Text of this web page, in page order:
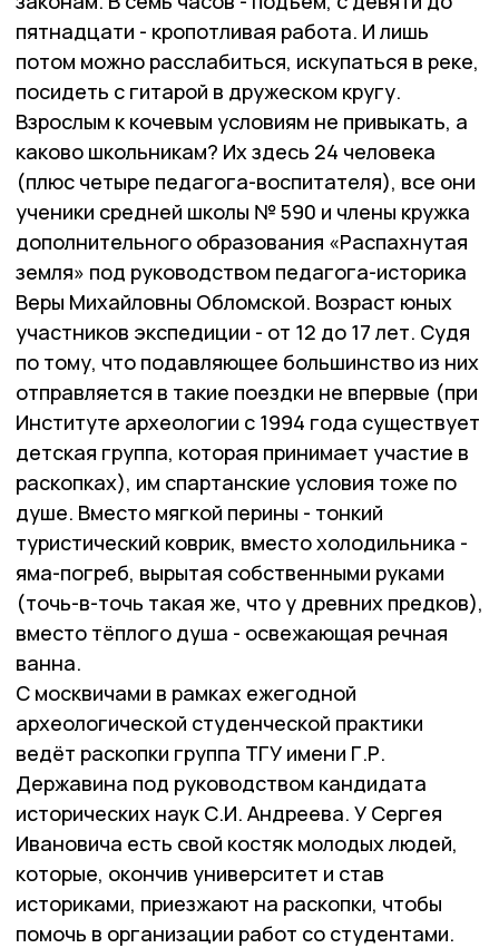
пятнадцати - кропотливая работа. И лишь
потом можно расслабиться, искупаться в реке,
посидеть с гитарой в дружеском кругу.
Взрослым к кочевым условиям не привыкать, а
каково школьникам? Их здесь 24 человека
(плюс четыре педагога-воспитателя), все они
ученики средней школы № 590 и члены кружка
дополнительного образования «Распахнутая
земля» под руководством педагога-историка
Веры Михайловны Обломской. Возраст юных
участников экспедиции - от 12 до 17 лет. Судя
по тому, что подавляющее большинство из них
отправляется в такие поездки не впервые (при
Институте археологии с 1994 года существует
детская группа, которая принимает участие в
раскопках), им спартанские условия тоже по
душе. Вместо мягкой перины - тонкий
туристический коврик, вместо холодильника -
яма-погреб, вырытая собственными руками
(точь-в-точь такая же, что у древних предков),
вместо тёплого душа - освежающая речная
ванна.
С москвичами в рамках ежегодной
археологической студенческой практики
ведёт раскопки группа ТГУ имени Г.Р.
Державина под руководством кандидата
исторических наук С.И. Андреева. У Сергея
Ивановича есть свой костяк молодых людей,
которые, окончив университет и став
историками, приезжают на раскопки, чтобы
помочь в организации работ со студентами.